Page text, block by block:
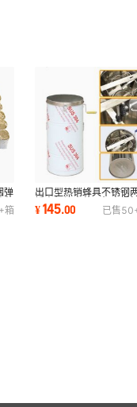
弹
草
箱
出口型热销蜂具不锈钢
摇蜜机蜂蜜萃取机蜜桶
25*45
¥145.00 已售